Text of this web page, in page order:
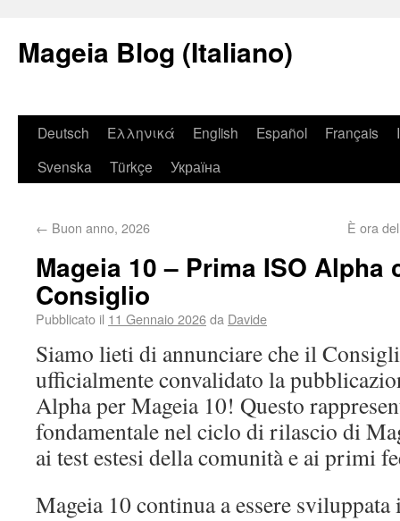
Mageia Blog (Italiano)
Deutsch Ελληνικά English Español Français
Svenska
Türkçe Україна
← Buon anno, 2026 È ora
Mageia 10 – Prima ISO Alpha
Consiglio
Pubblicato il 11 Gennaio 2026da Davide
Siamo lieti di annunciare che il
ufficialmente convalidato la
Alpha per Mageia 10! Questo
fondamentale nel ciclo di rilascio di
ai test estesi della comunità e ai primi
Mageia 10 continua a essere